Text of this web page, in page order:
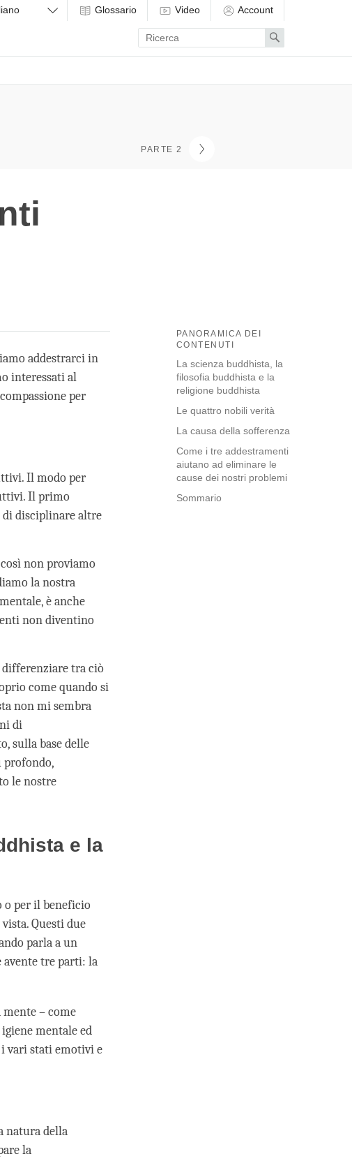
Glossario Video Account
Enter
search
term
Search
PARTE 2
PANORAMICA DEI
CONTENUTI
La scienza buddhista, la
filosofia buddhista e la
religione buddhista
Le quattro nobili verità
La causa della sofferenza
Come i tre addestramenti
aiutano ad eliminare le
cause dei nostri problemi
Sommario
addestrarci in
interessati al
per
Il modo per
Il primo
di disciplinare altre
non proviamo
la nostra
è anche
non diventino
tra ciò
come quando si
non mi sembra
di
sulla base delle
profondo,
le nostre
e la
o per il beneficio
Questi due
parla a un
avente tre parti: la
– come
mentale ed
vari stati emotivi e
natura della
la